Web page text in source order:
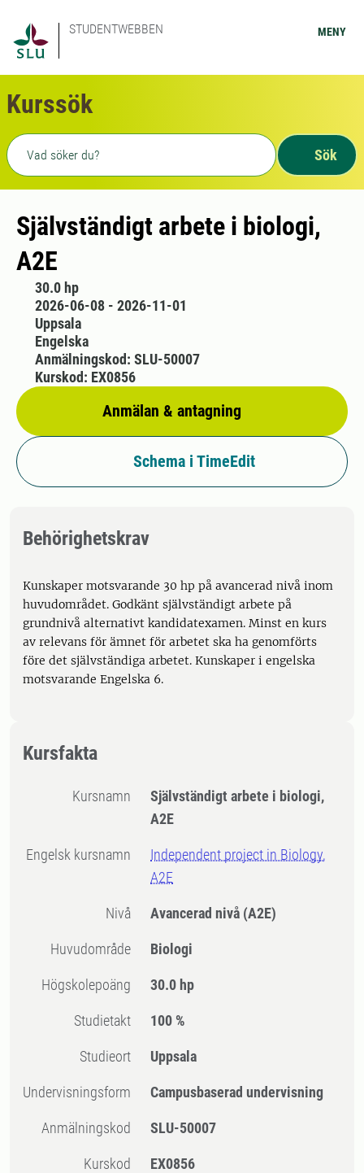
STUDENTWEBBEN MENY
Kurssök
Fritext sökning
Sök
Självständigt arbete i biologi,
A2E
30.0 hp
2026-06-08 - 2026-11-01
Uppsala
Engelska
Anmälan & antagning
Anmälningskod: SLU-50007
Kurskod: EX0856
Schema i TimeEdit
Behörighetskrav
Kunskaper motsvarande 30 hp på avancerad nivå inom
huvudområdet. Godkänt självständigt arbete på
grundnivå alternativt kandidatexamen. Minst en kurs
av relevans för ämnet för arbetet ska ha genomförts
före det självständiga arbetet. Kunskaper i engelska
motsvarande Engelska 6.
Kursfakta
Kursnamn
Självständigt arbete i biologi,
A2E
Engelsk kursnamn
Independent project in Biology,
A2E
Nivå Avancerad nivå (A2E)
Huvudområde Biologi
högskolepoäng 30.0 hp
Studietakt 100 %
Studieort Uppsala
Undervisningsform Campusbaserad undervisning
Anmälningskod SLU-50007
Kurskod EX0856